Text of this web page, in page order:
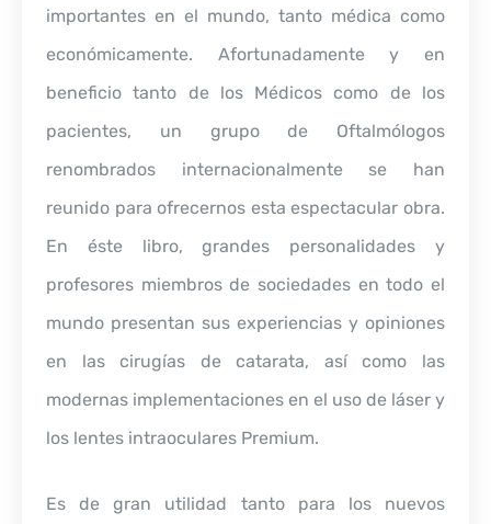
importantes en el mundo, tanto médica como
económicamente. Afortunadamente y en
beneficio tanto de los Médicos como de los
pacientes, un grupo de Oftalmólogos
renombrados internacionalmente se han
reunido para ofrecernos esta espectacular obra.
En éste libro, grandes personalidades y
profesores miembros de sociedades en todo el
mundo presentan sus experiencias y opiniones
en las cirugías de catarata, así como las
modernas implementaciones en el uso de láser y
los lentes intraoculares Premium.
Es de gran utilidad tanto para los nuevos